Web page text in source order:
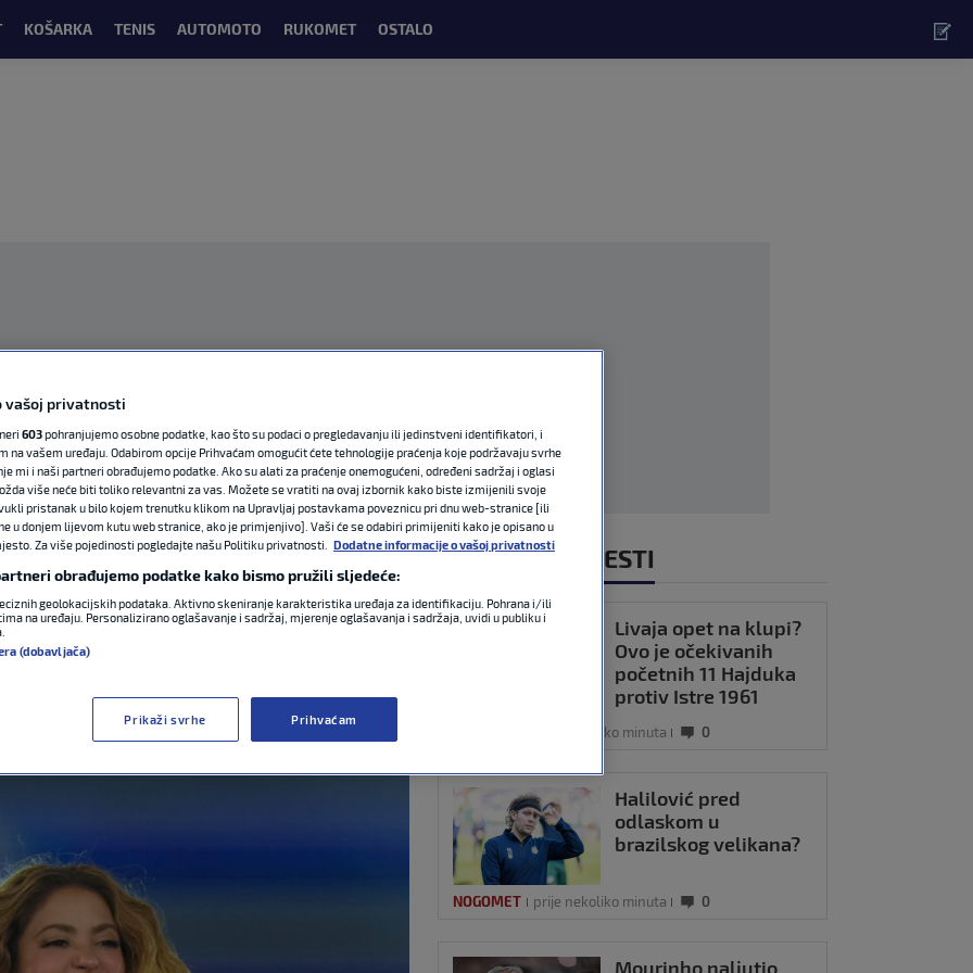
KOŠARKA TENIS AUTOMOTO RUKOMET OSTALO
Ovo je
SP-a
NAJNOVIJE VIJESTI
Livaja opet na klupi?
Ovo je očekivanih
početnih 11 Hajduka
protiv Istre 1961
prije nekoliko minuta 0
Halilović pred
odlaskom u
brazilskog velikana?
NOGOMET prije nekoliko minuta 0
Mourinho naljutio
vašoj privatnosti
603pohranjujemo osobne podatke, kao što su podaci o pregledavanju ili jedinstveni identifikatori, i
na vašem uređaju. Odabirom opcije Prihvaćam omogućit ćete tehnologije praćenja koje podržavaju svrhe
mi i naši partneri obrađujemo podatke. Ako su alati za praćenje onemogućeni, određeni sadržaj i oglasi
više neće biti toliko relevantni za vas. Možete se vratiti na ovaj izbornik kako biste izmijenili svoje
pristanak u bilo kojem trenutku klikom na Upravljaj postavkama poveznicu pri dnu web-stranice [ili
u donjem lijevom kutu web stranice, ako je primjenjivo]. Vaši će se odabiri primijeniti kako je opisano u
Za više pojedinosti pogledajte našu Politiku privatnosti.
Dodatne informacije o vašoj privatnosti
obrađujemo podatke kako bismo pružili sljedeće:
geolokacijskih podataka. Aktivno skeniranje karakteristika uređaja za identifikaciju. Pohrana i/ili
na uređaju. Personalizirano oglašavanje i sadržaj, mjerenje oglašavanja i sadržaja, uvidi u publiku i
(dobavljača)
Prikaži svrhe Prihvaćam